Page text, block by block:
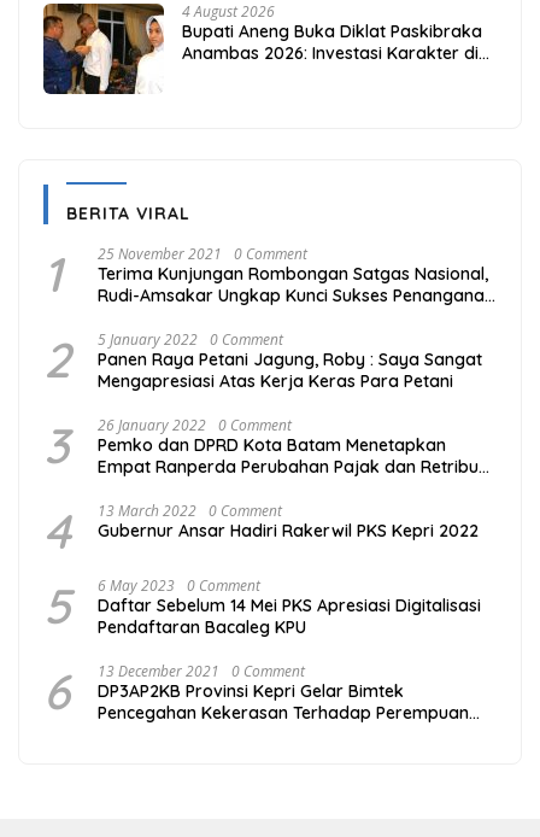
4 August 2026
Bupati Aneng Buka Diklat Paskibraka
Anambas 2026: Investasi Karakter di
BERITA VIRAL
1 25 November 2021 0 Comment
Terima Kunjungan Rombongan Satgas Nasional,
Rudi-Amsakar Ungkap Kunci Sukses Penanganan
2 5 January 2022 0 Comment
Panen Raya Petani Jagung, Roby : Saya Sangat
Mengapresiasi Atas Kerja Keras Para Petani
3 26 January 2022 0 Comment
Pemko dan DPRD Kota Batam Menetapkan
Empat Ranperda Perubahan Pajak dan Retribusi
4 13 March 2022 0 Comment
Gubernur Ansar Hadiri Rakerwil PKS Kepri 2022
5 6 May 2023 0 Comment
Daftar Sebelum 14 Mei PKS Apresiasi Digitalisasi
Pendaftaran Bacaleg KPU
6 13 December 2021 0 Comment
DP3AP2KB Provinsi Kepri Gelar Bimtek
Pencegahan Kekerasan Terhadap Perempuan